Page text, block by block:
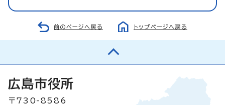
前のページへ戻る トップページへ戻る
広島市役所
〒730-8586